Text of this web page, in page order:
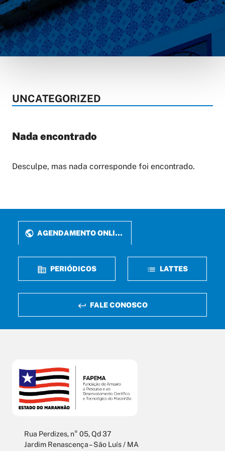
UNCATEGORIZED
Nada encontrado
Desculpe, mas nada corresponde foi encontrado.
AGENDAMENTO ONLINE
PERIÓDICOS LATTES
FALE CONOSCO
Rua Perdizes, n° 05, Qd 37
Jardim Renascença – São Luís / MA